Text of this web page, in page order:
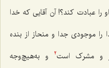
را عبادت کند؟! آن آقایی که خدا
موجودی جدا و منحاز از بنده
و مشرک است2
و به‌هیچ‌وجه